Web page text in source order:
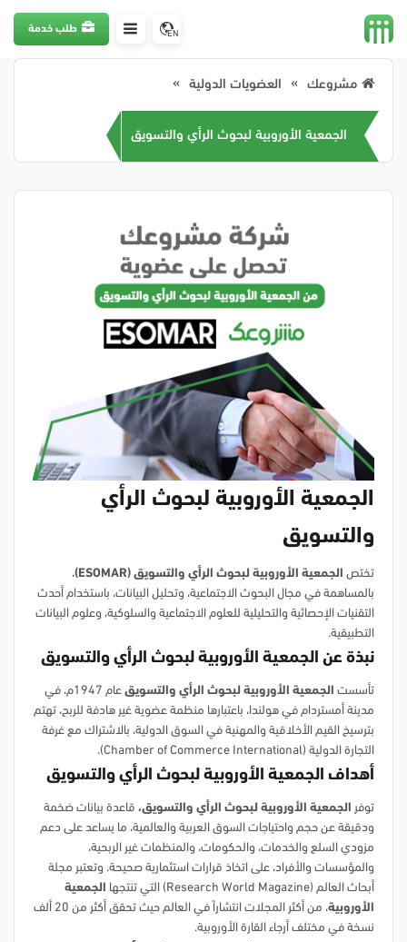
EN طلب خدمة
مشروعك العضويات الدولية
الجمعية الأوروبية لبحوث الرأي والتسويق
الجمعية الأوروبية لبحوث الرأي
والتسويق
تختص الجمعية الأوروبية لبحوث الرأي والتسويق (
ESOMAR
)،
بالمساهمة في مجال البحوث الاجتماعية، وتحليل البيانات، باستخدام أحدث
التقنيات الإحصائية والتحليلية للعلوم الاجتماعية والسلوكية، وعلوم البيانات
التطبيقية.
نبذة عن الجمعية الأوروبية لبحوث الرأي والتسويق
تأسست الجمعية الأوروبية لبحوث الرأي والتسويق
عام 1947م، في
مدينة أمستردام في هولندا، باعتبارها منظمة عضوية غير هادفة للربح، تهتم
بترسيخ القيم الأخلاقية والمهنية في السوق الدولية، بالاشتراك مع غرفة
التجارة الدولية (Chamber of Commerce International).
أهداف الجمعية الأوروبية لبحوث الرأي والتسويق
توفر الجمعية الأوروبية لبحوث الرأي والتسويق، قاعدة بيانات ضخمة
ودقيقة عن حجم واحتياجات السوق العربية والعالمية، ما يساعد على دعم
مزودي السلع والخدمات، والحكومات، والمنظمات غير الربحية،
والمؤسسات والأفراد، على اتخاذ قرارات استثمارية صحيحة. وتعتبر مجلة
أبحاث العالم (Research World Magazine) التي تنتجها
الجمعية
الأوروبية
، من أكثر المجلات انتشاراً في العالم حيث تحقق أكثر من 20 ألف
نسخة في مختلف أرجاء القارة الأوروبية.